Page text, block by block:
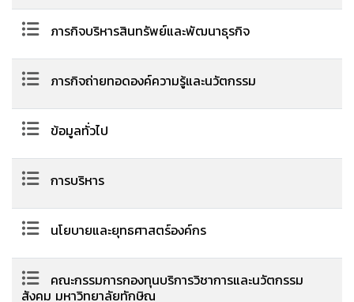
ภารกิจบริหารสินทรัพย์และพัฒนาธุรกิจ
ภารกิจถ่ายทอดองค์ความรู้และนวัตกรรม
ข้อมูลทั่วไป
การบริหาร
นโยบายและยุทธศาสตร์องค์กร
คณะกรรมการกองทุนบริการวิชาการและนวัตกรรม
สังคม มหาวิทยาลัยทักษิณ